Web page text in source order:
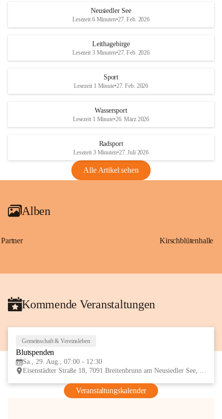
S
und den daraus folgenden wirtschaftlichen
Maßnahmen zur Bekämpfung
Rebe und der Amerikanischen
Anhang VBl. EU Nr. 18
1 Seite•1,4 MB
VBl. EU Nr. 18_2026
r
S
Neusiedler See
Lesezeit 6 Minuten•27. Feb. 2026
Leithagebirge
Lesezeit 3 Minuten•27. Feb. 2026
Sport
Lesezeit 1 Minute•27. Feb. 2026
Wassersport
Lesezeit 1 Minute•26. März 2026
Radsport
Lesezeit 3 Minuten•27. Juli 2026
Alle Artikel sehen
Alben
Partner Kirschblütenhalle
Kommende Veranstaltungen
Gemeinschaft & Vereinsleben
Blutspenden
Sa., 29. Aug., 07:00 - 12:30
Eisenstädter Straße 18, 7091 Breitenbrunn am Neusiedler See, AUT
Veranstaltungskalender